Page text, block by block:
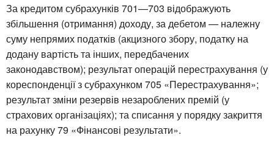
За кредитом субрахунків 701—703 відображують
збільшення (отримання) доходу, за дебетом — належну
суму непрямих податків (акцизного збору, податку на
додану вартість та інших, передбачених
законодавством); результат операцій перестрахування (у
кореспонденції з субрахунком 705 «Перестрахування»;
результат зміни резервів незароблених премій (у
страхових організаціях); та списання у порядку закриття
на рахунку 79 «Фінансові результати».